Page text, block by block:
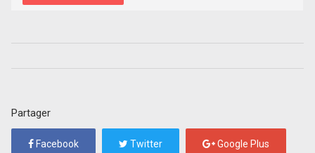
Partager
Facebook Twitter Google Plus